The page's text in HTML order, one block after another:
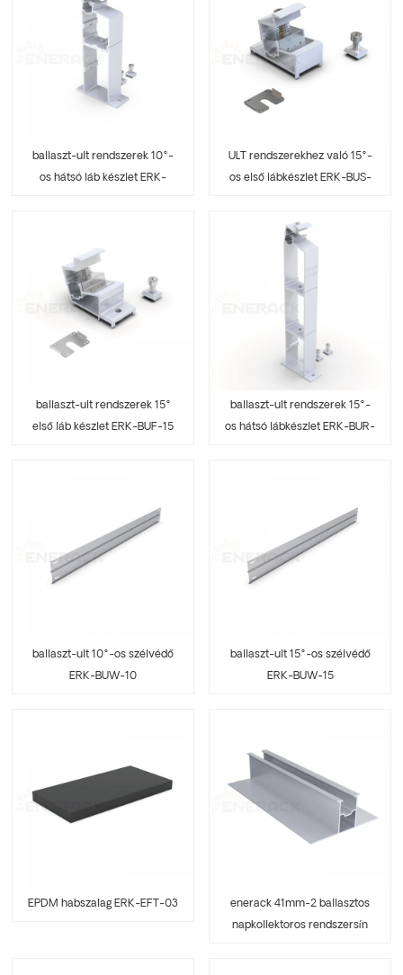
ballaszt-ult rendszerek 10°-
os hátsó láb készlet ERK-
ULT rendszerekhez való 15°-
os első lábkészlet ERK-BUS-
ballaszt-ult rendszerek 15°
első láb készlet ERK-BUF-15
ballaszt-ult rendszerek 15°-
os hátsó lábkészlet ERK-BUR-
ballaszt-ult 10°-os szélvédő
ERK-BUW-10
ballaszt-ult 15°-os szélvédő
ERK-BUW-15
EPDM habszalag ERK-EFT-03
enerack 41mm-2 ballasztos
napkollektoros rendszersín